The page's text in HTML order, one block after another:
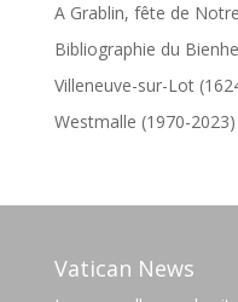
A Grablin, fête de
Bibliographie du
Villeneuve-sur-Lot
Westmalle (1970-2023)
Vatican News